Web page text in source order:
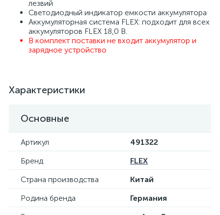
лезвий
Светодиодный индикатор емкости аккумулятора
Аккумуляторная система FLEX: подходит для всех
аккумуляторов FLEX 18,0 В.
В комплект поставки не входит аккумулятор и
зарядное устройство
Характеристики
Основные
Артикул
491322
Бренд
FLEX
Страна производства
Китай
Родина бренда
Германия